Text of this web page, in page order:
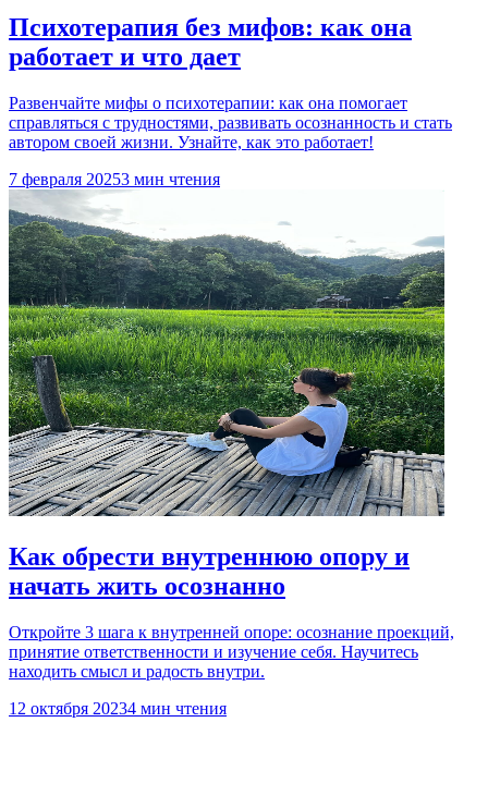
Психотерапия без мифов: как она
работает и что дает
Развенчайте мифы о психотерапии: как она помогает
справляться с трудностями, развивать осознанность и стать
автором своей жизни. Узнайте, как это работает!
7 февраля 20253 мин чтения
Как обрести внутреннюю опору и
начать жить осознанно
Откройте 3 шага к внутренней опоре: осознание проекций,
принятие ответственности и изучение себя. Научитесь
находить смысл и радость внутри.
12 октября 20234 мин чтения